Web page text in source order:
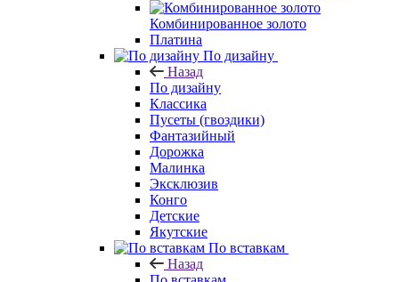
Комбинированное золото
Платина
По дизайну
Назад
По дизайну
Классика
Пусеты (гвоздики)
Фантазийный
Дорожка
Малинка
Эксклюзив
Конго
Детские
Якутские
По вставкам
Назад